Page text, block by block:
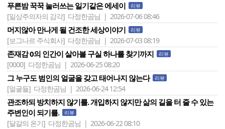
푸른밤 꾹꾹 눌러쓰는 일기같은 에세이 리뷰
[일상주의자의 감각] 다정한곰님 | 2026-07-06 08:46
머지않아 만나게 될 건조한 세상이야기 리뷰
[보그나르 주식회사] 다정한곰님 | 2026-07-03 08:19
존재감 0의 인간이 살아볼 구실 하나를 찾기까지 리뷰
[0000] 다정한곰님 | 2026-06-25 08:20
그 누구도 범인의 얼굴을 갖고 태어나지 않는다 리뷰
[얼굴들] 다정한곰님 | 2026-06-24 12:54
관조하되 방치하지 않기를. 개입하지 않지만 삶의 길을 터 줄 수 있는
주변인이 되기를.
리뷰
[달걀의 온기] 다정한곰님 | 2026-06-22 08:10